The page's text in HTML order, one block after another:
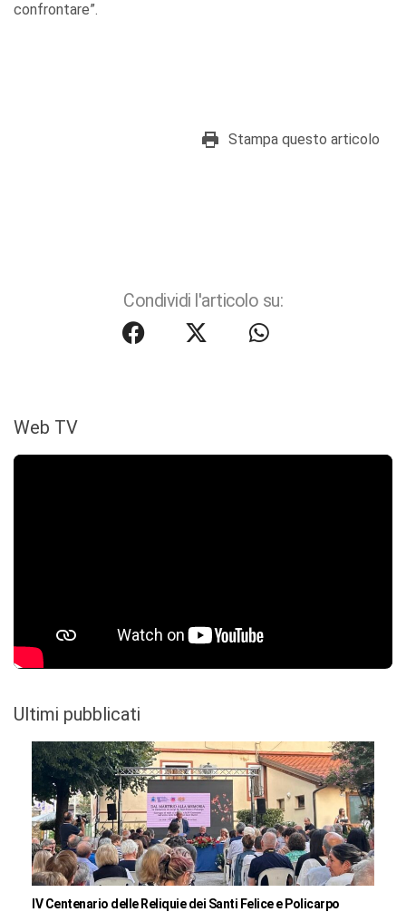
confrontare”.
Stampa questo articolo
Condividi l'articolo su:
Web TV
Ultimi pubblicati
IV Centenario delle Reliquie dei Santi Felice e Policarpo